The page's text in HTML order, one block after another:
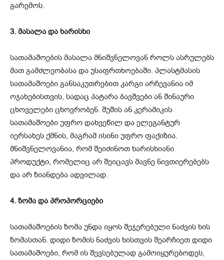
გარემოს.
3. მასალა და ხარისხი
სათამაშოების მასალა მნიშვნელოვან როლს ასრულებს
მათ გამძლეობასა და უსაფრთხოებაში. პლასტმასის
სათამაშოები განსაკუთრებით კარგი არჩევანია იმ
ოჯახებისთვის, სადაც პატარა ბავშვები ან შინაური
ცხოველები ცხოვრობენ. შუშის ან კერამიკის
სათამაშოები უფრო დახვეწილ და ელეგანტურ
იერსახეს ქმნის, მაგრამ ისინი უფრო ფაქიზია.
მნიშვნელოვანია, რომ შეიძინოთ ხარისხიანი
პროდუქტი, რომელიც არ შეიცავს მავნე ნივთიერებებს
და არ ზიანდება ადვილად.
4. ზომა და პროპორციები
სათამაშოების ზომა უნდა იყოს შეჯერებული ნაძვის ხის
ზომასთან. დიდი ზომის ნაძვის ხისთვის შეარჩიეთ დიდი
სათამაშოები, რომ ის შევსებულად გამოიყურებოდეს,